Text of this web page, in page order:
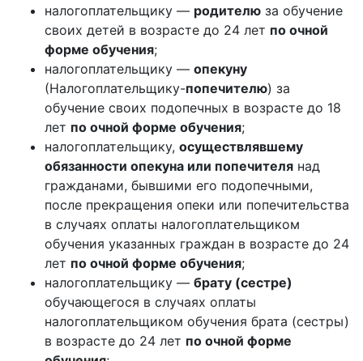
налогоплательщику — родителю за обучение
своих детей в возрасте до 24 лет по очной
форме обучения;
налогоплательщику — опекуну
(Налогоплательщику-попечителю) за
обучение своих подопечных в возрасте до 18
лет по очной форме обучения;
налогоплательщику, осуществлявшему
обязанности опекуна или попечителя над
гражданами, бывшими его подопечными,
после прекращения опеки или попечительства
в случаях оплаты налогоплательщиком
обучения указанных граждан в возрасте до 24
лет по очной форме обучения;
налогоплательщику — брату (сестре)
обучающегося в случаях оплаты
налогоплательщиком обучения брата (сестры)
в возрасте до 24 лет по очной форме